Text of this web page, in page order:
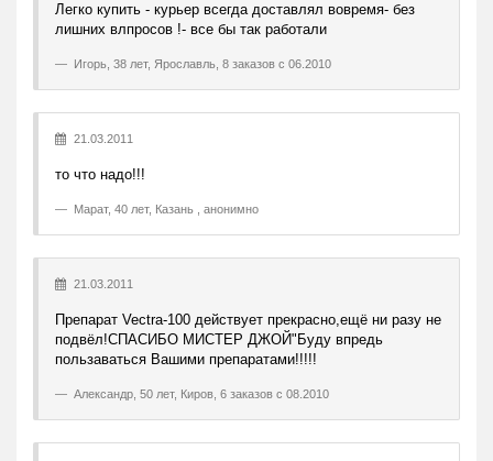
Легко купить - курьер всегда доставлял вовремя- без
лишних влпросов !- все бы так работали
Игорь 38 лет, Ярославль, 8 заказов с 06.2010
21.03.2011
то что надо!!!
Марат, 40 лет, Казань , анонимно
21.03.2011
Препарат Vectra-100 действует прекрасно,ещё ни разу не
подвёл!СПАСИБО МИСТЕР ДЖОЙ"Буду впредь
пользаваться Вашими препаратами!!!!!
Александр 50 лет, Киров, 6 заказов с 08.2010